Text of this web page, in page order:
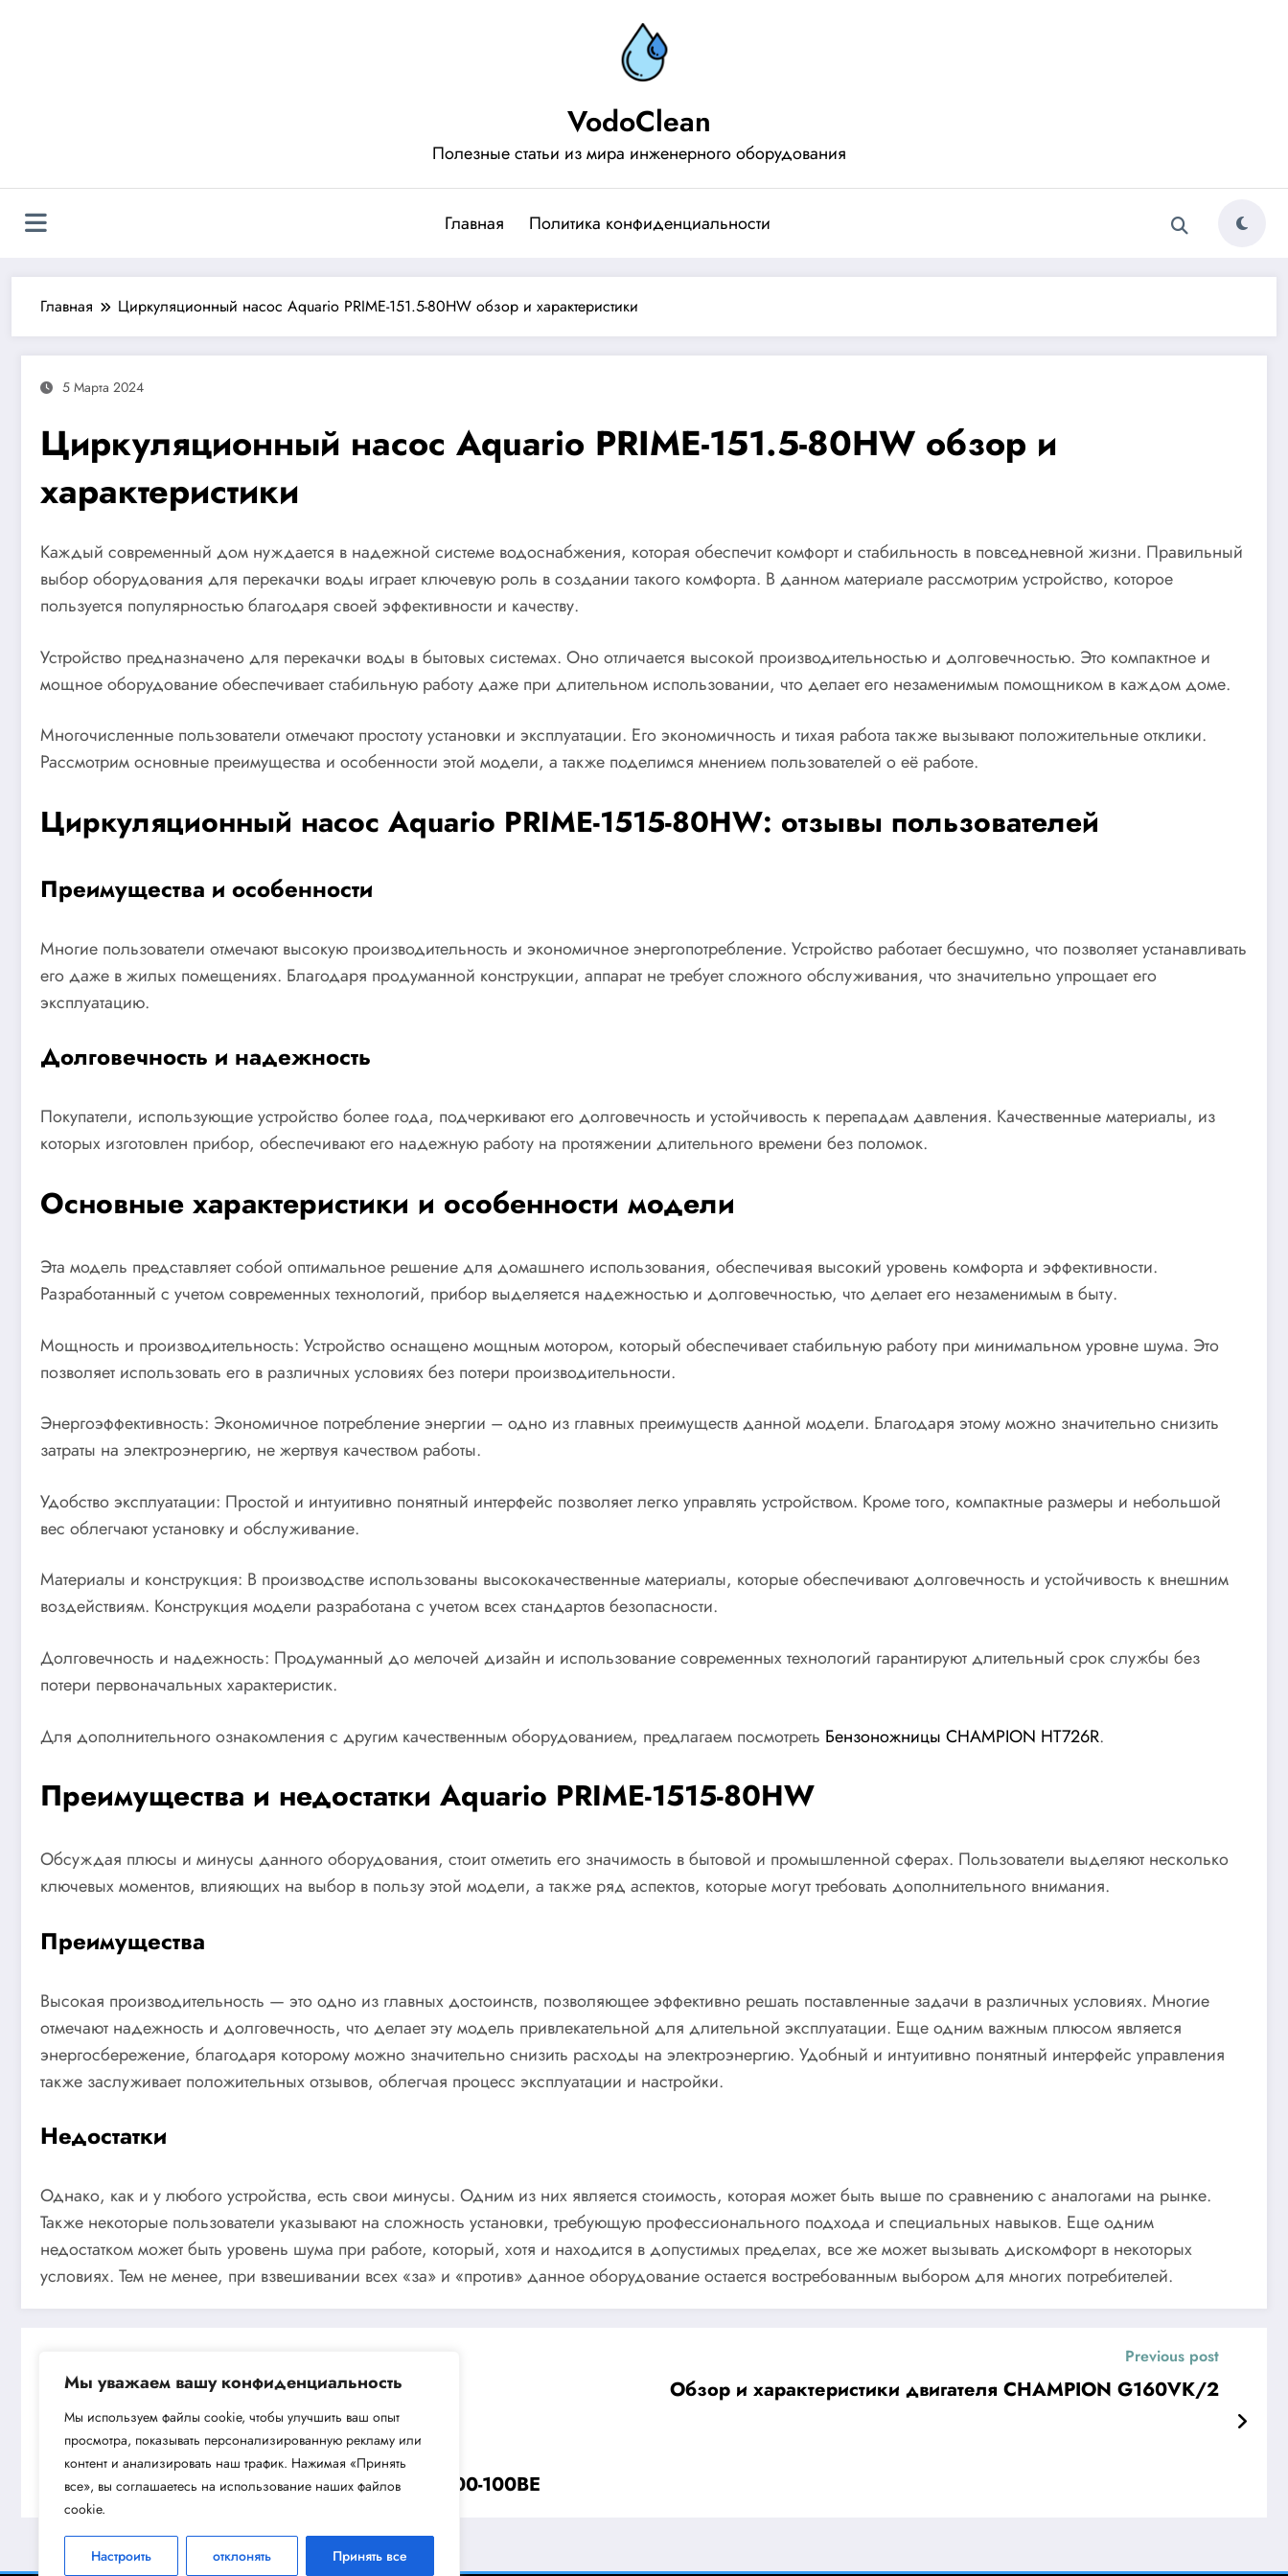
Мы уважаем вашу конфиденциальность
Мы используем файлы cookie, чтобы улучшить ваш опыт
просмотра, показывать персонализированную рекламу или
контент и анализировать наш трафик. Нажимая «Принять
все», вы соглашаетесь на использование наших файлов
cookie.
Настроить отклонять Принять все
VodoClean
Полезные статьи из мира инженерного оборудования
Главная Политика конфиденциальности
Главная Циркуляционный насос Aquario PRIME-151.5-80HW обзор и характеристики
5 Марта 2024
Циркуляционный насос Aquario PRIME-151.5-80HW обзор и
характеристики
Каждый современный дом нуждается в надежной системе водоснабжения, которая обеспечит комфорт и стабильность в повседневной жизни. Правильный
выбор оборудования для перекачки воды играет ключевую роль в создании такого комфорта. В данном материале рассмотрим устройство, которое
пользуется популярностью благодаря своей эффективности и качеству.
Устройство предназначено для перекачки воды в бытовых системах. Оно отличается высокой производительностью и долговечностью. Это компактное и
мощное оборудование обеспечивает стабильную работу даже при длительном использовании, что делает его незаменимым помощником в каждом доме.
Многочисленные пользователи отмечают простоту установки и эксплуатации. Его экономичность и тихая работа также вызывают положительные отклики.
Рассмотрим основные преимущества и особенности этой модели, а также поделимся мнением пользователей о её работе.
Циркуляционный насос Aquario PRIME-1515-80HW: отзывы пользователей
Преимущества и особенности
Многие пользователи отмечают высокую производительность и экономичное энергопотребление. Устройство работает бесшумно, что позволяет устанавливать
его даже в жилых помещениях. Благодаря продуманной конструкции, аппарат не требует сложного обслуживания, что значительно упрощает его
эксплуатацию.
Долговечность и надежность
Покупатели, использующие устройство более года, подчеркивают его долговечность и устойчивость к перепадам давления. Качественные материалы, из
которых изготовлен прибор, обеспечивают его надежную работу на протяжении длительного времени без поломок.
Основные характеристики и особенности модели
Эта модель представляет собой оптимальное решение для домашнего использования, обеспечивая высокий уровень комфорта и эффективности.
Разработанный с учетом современных технологий, прибор выделяется надежностью и долговечностью, что делает его незаменимым в быту.
Мощность и производительность: Устройство оснащено мощным мотором, который обеспечивает стабильную работу при минимальном уровне шума. Это
позволяет использовать его в различных условиях без потери производительности.
Энергоэффективность: Экономичное потребление энергии – одно из главных преимуществ данной модели. Благодаря этому можно значительно снизить
затраты на электроэнергию, не жертвуя качеством работы.
Удобство эксплуатации: Простой и интуитивно понятный интерфейс позволяет легко управлять устройством. Кроме того, компактные размеры и небольшой
вес облегчают установку и обслуживание.
Материалы и конструкция: В производстве использованы высококачественные материалы, которые обеспечивают долговечность и устойчивость к внешним
воздействиям. Конструкция модели разработана с учетом всех стандартов безопасности.
Долговечность и надежность: Продуманный до мелочей дизайн и использование современных технологий гарантируют длительный срок службы без
потери первоначальных характеристик.
Для дополнительного ознакомления с другим качественным оборудованием, предлагаем посмотреть Бензоножницы CHAMPION HT726R.
Преимущества и недостатки Aquario PRIME-1515-80HW
Обсуждая плюсы и минусы данного оборудования, стоит отметить его значимость в бытовой и промышленной сферах. Пользователи выделяют несколько
ключевых моментов, влияющих на выбор в пользу этой модели, а также ряд аспектов, которые могут требовать дополнительного внимания.
Преимущества
Высокая производительность — это одно из главных достоинств, позволяющее эффективно решать поставленные задачи в различных условиях. Многие
отмечают надежность и долговечность, что делает эту модель привлекательной для длительной эксплуатации. Еще одним важным плюсом является
энергосбережение, благодаря которому можно значительно снизить расходы на электроэнергию. Удобный и интуитивно понятный интерфейс управления
также заслуживает положительных отзывов, облегчая процесс эксплуатации и настройки.
Недостатки
Однако, как и у любого устройства, есть свои минусы. Одним из них является стоимость, которая может быть выше по сравнению с аналогами на рынке.
Также некоторые пользователи указывают на сложность установки, требующую профессионального подхода и специальных навыков. Еще одним
недостатком может быть уровень шума при работе, который, хотя и находится в допустимых пределах, все же может вызывать дискомфорт в некоторых
условиях. Тем не менее, при взвешивании всех «за» и «против» данное оборудование остается востребованным выбором для многих потребителей.
Previous post
Обзор и характеристики двигателя CHAMPION G160VK/2
Next post
Обзор скважинного насоса Aquario15B-100-100BE